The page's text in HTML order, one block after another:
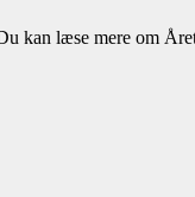
kan læse mere om